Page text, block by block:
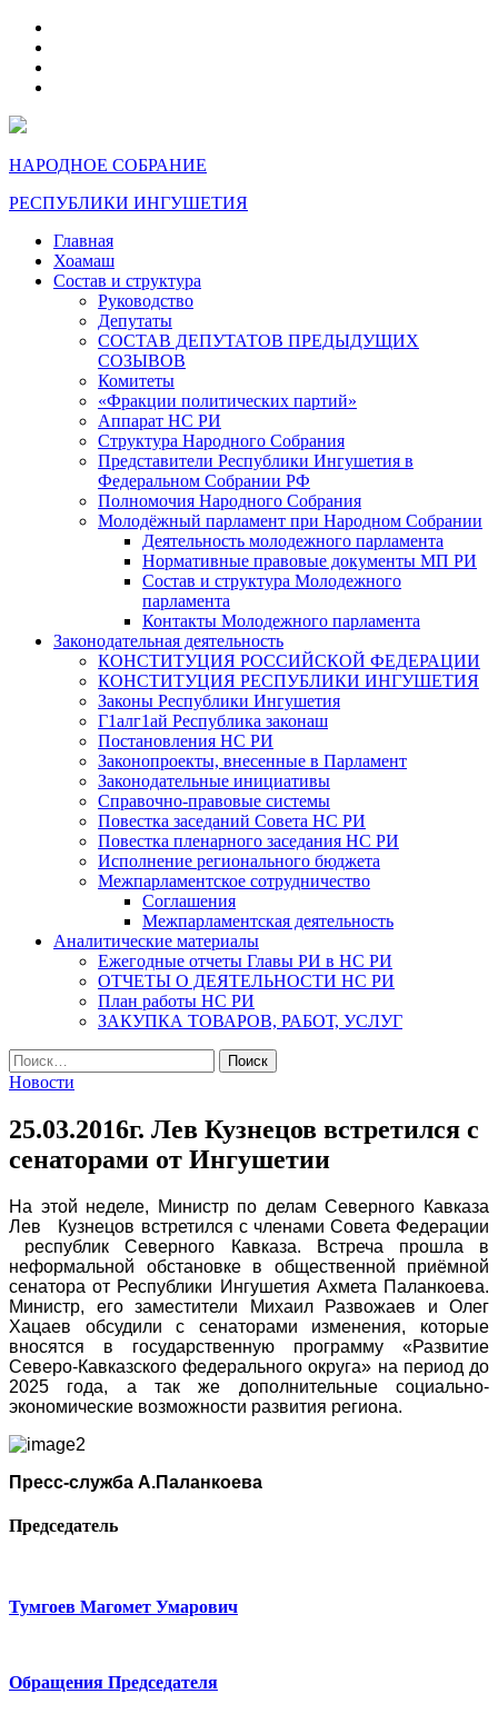
НАРОДНОЕ СОБРАНИЕ
РЕСПУБЛИКИ ИНГУШЕТИЯ
Главная
Хоамаш
Состав и структура
Руководство
Депутаты
СОСТАВ ДЕПУТАТОВ ПРЕДЫДУЩИХ
СОЗЫВОВ
Комитеты
«Фракции политических партий»
Аппарат НС РИ
Структура Народного Собрания
Представители Республики Ингушетия в
Федеральном Собрании РФ
Полномочия Народного Собрания
Молодёжный парламент при Народном Собрании
Деятельность молодежного парламента
Нормативные правовые документы МП РИ
Состав и структура Молодежного
парламента
Контакты Молодежного парламента
Законодательная деятельность
КОНСТИТУЦИЯ РОССИЙСКОЙ ФЕДЕРАЦИИ
КОНСТИТУЦИЯ РЕСПУБЛИКИ ИНГУШЕТИЯ
Законы Республики Ингушетия
Г1алг1ай Республика законаш
Постановления НС РИ
Законопроекты, внесенные в Парламент
Законодательные инициативы
Справочно-правовые системы
Повестка заседаний Совета НС РИ
Повестка пленарного заседания НС РИ
Исполнение регионального бюджета
Межпарламентское сотрудничество
Соглашения
Межпарламентская деятельность
Аналитические материалы
Ежегодные отчеты Главы РИ в НС РИ
ОТЧЕТЫ О ДЕЯТЕЛЬНОСТИ НС РИ
План работы НС РИ
ЗАКУПКА ТОВАРОВ, РАБОТ, УСЛУГ
Найти:
Новости
25.03.2016г. Лев Кузнецов встретился с
сенаторами от Ингушетии
На этой неделе, Министр по делам Северного Кавказа
Лев Кузнецов встретился с членами Совета Федерации
республик Северного Кавказа. Встреча прошла в
неформальной обстановке в общественной приёмной
сенатора от Республики Ингушетия Ахмета Паланкоева.
Министр, его заместители Михаил Развожаев и Олег
Хацаев обсудили с сенаторами изменения, которые
вносятся в государственную программу «Развитие
Северо-Кавказского федерального округа» на период до
2025 года, а так же дополнительные социально-
экономические возможности развития региона.
Пресс-служба А.Паланкоева
Председатель
Тумгоев Магомет Умарович
Обращения Председателя